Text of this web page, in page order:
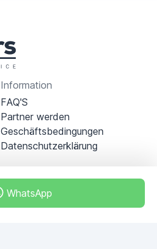
WhatsApp
Information
FAQ'S
Partner werden
Geschäftsbedingungen
Datenschutzerklärung